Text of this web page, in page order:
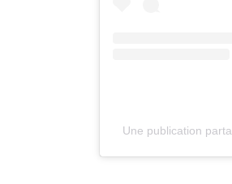
Une publication